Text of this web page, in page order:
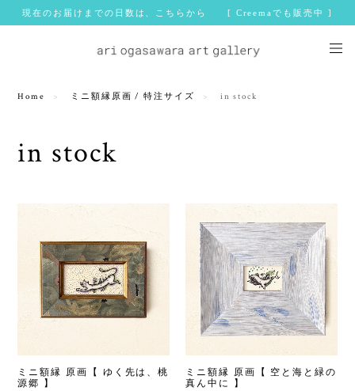
現在のお届けまでの日数は、こちらから [ Creemaでも販売中 ]
Home ミニ額縁原画 / 特注サイズ in stock
in stock
ミニ額縁 原画【 ゆく先は、桃
源郷 】
ミニ額縁 原画【 空と海と緑の
真ん中に 】